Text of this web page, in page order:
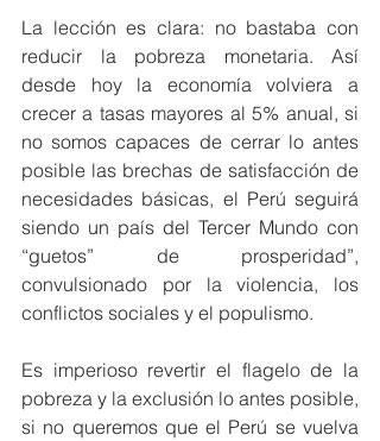
La lección es clara: no bastaba con
reducir la pobreza monetaria. Así
desde hoy la economía volviera a
crecer a tasas mayores al 5% anual, si
no somos capaces de cerrar lo antes
posible las brechas de satisfacción de
necesidades básicas, el Perú seguirá
siendo un país del Tercer Mundo con
“guetos” de prosperidad”,
convulsionado por la violencia, los
conflictos sociales y el populismo.
Es imperioso revertir el flagelo de la
pobreza y la exclusión lo antes posible,
si no queremos que el Perú se vuelva